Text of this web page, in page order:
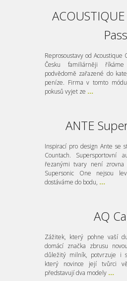
Reprosoustavy od
Česku familiárněji
podvědomě zařazené do
peníze. Firma v tomto
pokusů vyjet ze ...
ANTE
Inspirací pro design Ante se
Countach. Supersportovní
řezanými tvary není zrovna
Supersonic One nejsou
dostáváme do bodu, ...
AQ
Zážitek, který pohne vaší
domácí značka zbrusu
důležitý milník, potvrzuje i
který novince její tvůrci
představují dva modely ...